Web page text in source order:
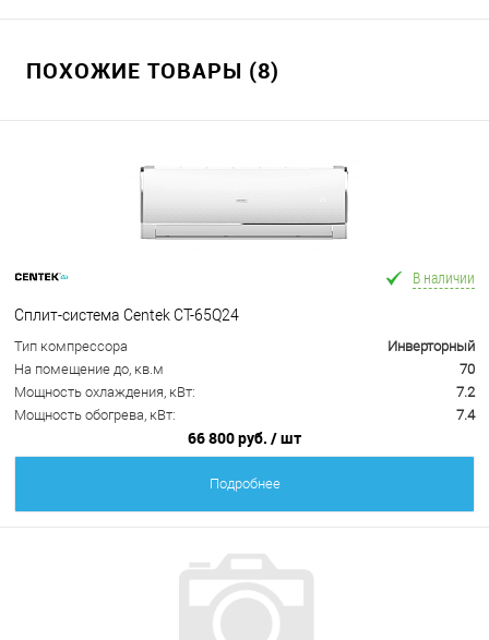
ПОХОЖИЕ ТОВАРЫ (8)
В наличии
Сплит-система Centek CT-65Q24
Тип компрессора
Инверторный
На помещение до, кв.м
70
Мощность охлаждения, кВт:
7.2
Мощность обогрева, кВт:
7.4
66 800 руб. / шт
Подробнее